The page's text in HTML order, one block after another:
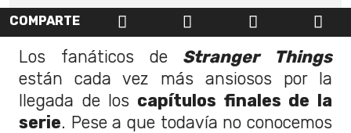
COMPARTE
Los fanáticos de Stranger Things
están cada vez más ansiosos por la
llegada de los capítulos finales de la
serie. Pese a que todavía no conocemos